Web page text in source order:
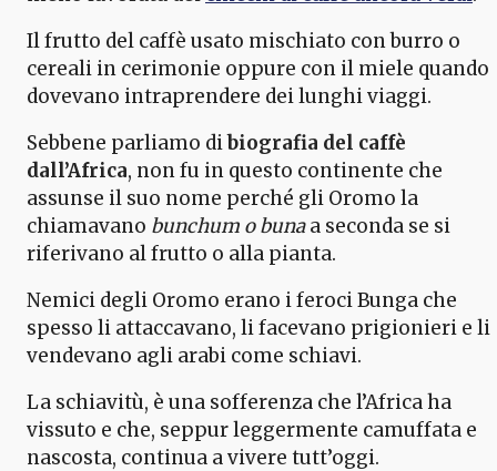
Il frutto del caffè usato mischiato con burro o
cereali in cerimonie oppure con il miele quando
dovevano intraprendere dei lunghi viaggi.
Sebbene parliamo dibiografia del caffè
dall’Africa, non fu in questo continente che
assunse il suo nome perché gli Oromo la
chiamavano bunchum o bunaa seconda se si
riferivano al frutto o alla pianta.
Nemici degli Oromo erano i feroci Bunga che
spesso li attaccavano, li facevano prigionieri e li
vendevano agli arabi come schiavi.
La schiavitù, è una sofferenza che l’Africa ha
vissuto e che, seppur leggermente camuffata e
nascosta, continua a vivere tutt’oggi.